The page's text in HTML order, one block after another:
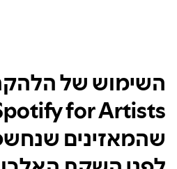
השימוש של
שהמאזינים